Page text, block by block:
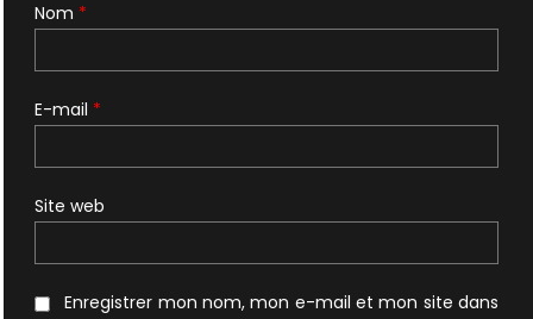
Nom *
E-mail *
Site web
Enregistrer mon nom, mon e-mail et mon site dans